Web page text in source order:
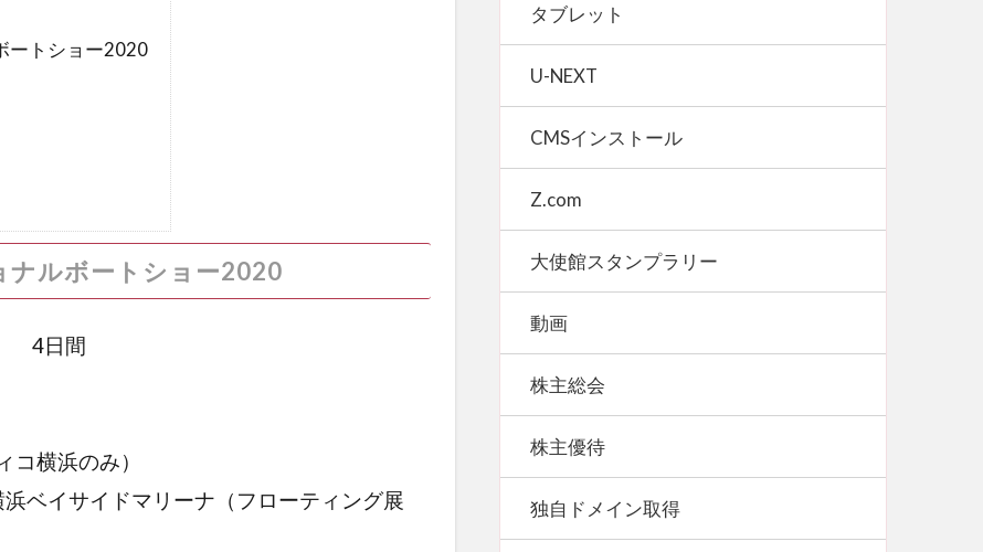
ートショー2020
ナルボートショー2020
4日間
横浜のみ）
ベイサイドマリーナ（フローティング展
タブレット
U-NEXT
CMSインストール
Z.com
大使館スタンプラリー
動画
株主総会
株主優待
独自ドメイン取得